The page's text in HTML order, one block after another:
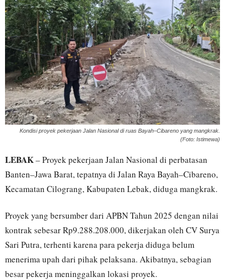
Kondisi proyek pekerjaan Jalan Nasional di ruas Bayah–Cibareno yang mangkrak.
(Foto: Istimewa)
LEBAK– Proyek pekerjaan Jalan Nasional di perbatasan
Banten–Jawa Barat, tepatnya di Jalan Raya Bayah–Cibareno,
Kecamatan Cilograng, Kabupaten Lebak, diduga mangkrak.
Proyek yang bersumber dari APBN Tahun 2025 dengan nilai
kontrak sebesar Rp9.288.208.000, dikerjakan oleh CV Surya
Sari Putra, terhenti karena para pekerja diduga belum
menerima upah dari pihak pelaksana. Akibatnya, sebagian
besar pekerja meninggalkan lokasi proyek.